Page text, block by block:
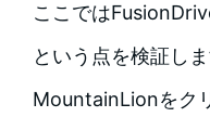
ここでは
という点を検証し
MountainLionをク